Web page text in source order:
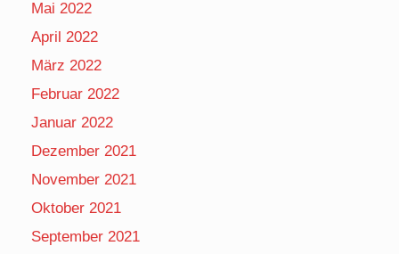
Mai 2022
April 2022
März 2022
Februar 2022
Januar 2022
Dezember 2021
November 2021
Oktober 2021
September 2021